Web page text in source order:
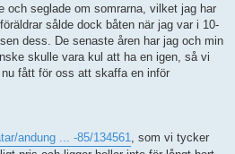
och seglade om somrarna, vilket jag har
sålde dock båten när jag var i 10-
dess. De senaste åren har jag och min
skulle vara kul att ha en igen, så vi
fått för oss att skaffa en inför
andung ... -85/134561, som vi tycker